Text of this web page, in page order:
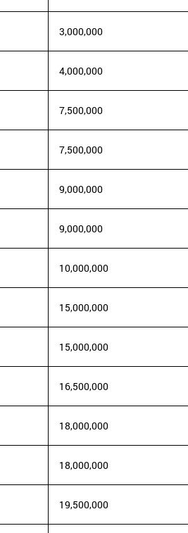
3,000,000
4,000,000
7,500,000
7,500,000
9,000,000
9,000,000
10,000,000
15,000,000
15,000,000
16,500,000
18,000,000
18,000,000
19,500,000